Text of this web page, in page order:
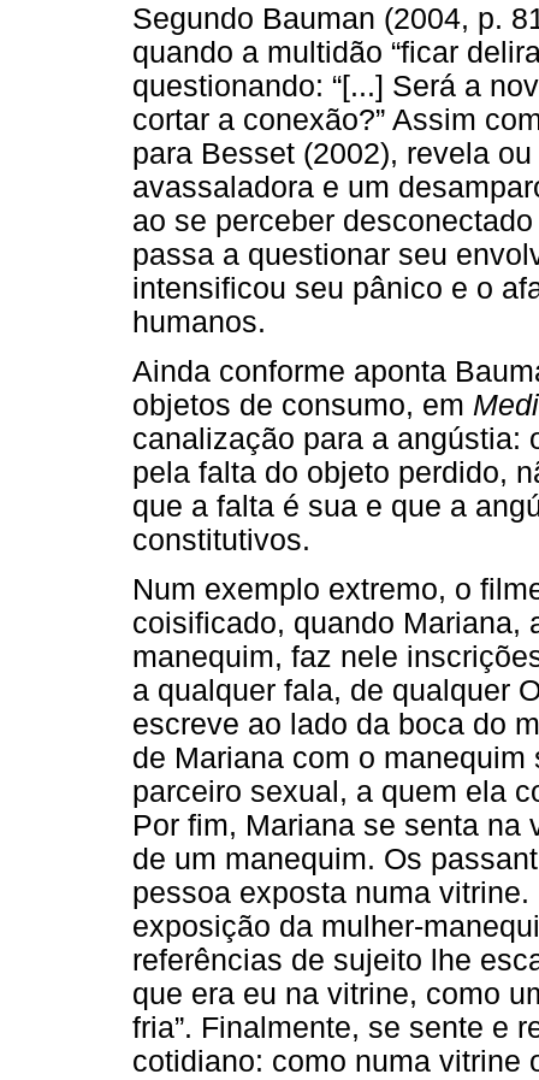
Segundo Bauman (2004, p.
quando a multidão “ficar
questionando: “[...] Será a
cortar a conexão?” Assim
para Besset (2002), revela
avassaladora e um
ao se perceber
passa a questionar seu
intensificou seu pânico e o
humanos.
Ainda conforme aponta
objetos de consumo, em
canalização para a angústia:
pela falta do objeto perdido,
que a falta é sua e que a
constitutivos.
Num exemplo extremo, o
coisificado, quando Mariana,
manequim, faz nele
a qualquer fala, de qualquer
escreve ao lado da boca do
de Mariana com o
parceiro sexual, a quem ela
Por fim, Mariana se senta na
de um manequim. Os
pessoa exposta numa
exposição da mulher-
referências de sujeito lhe
que era eu na vitrine, como
fria”. Finalmente, se sente e
cotidiano: como numa vitrine